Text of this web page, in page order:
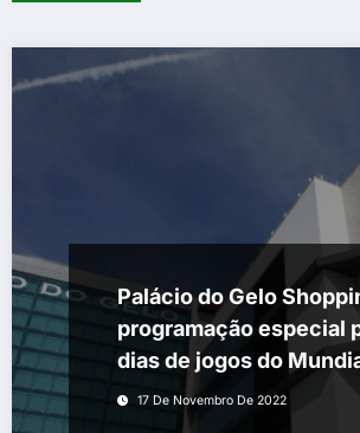
Palácio do Gelo
programação especial
dias de jogos do
Qatar
17 De Novembro De 2022